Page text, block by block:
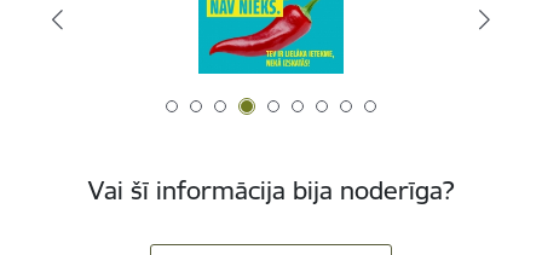
Vai šī informācija bija noderīga?